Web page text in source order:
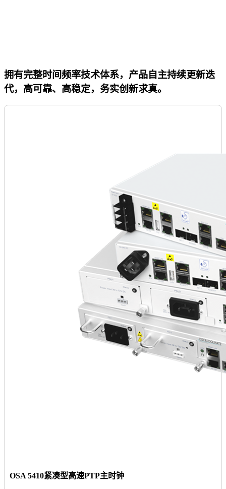
拥有完整时间频率技术体系，产品自主持续更新迭
代，高可靠、高稳定，务实创新求真。
OSA 5410紧凑型高速PTP主时钟